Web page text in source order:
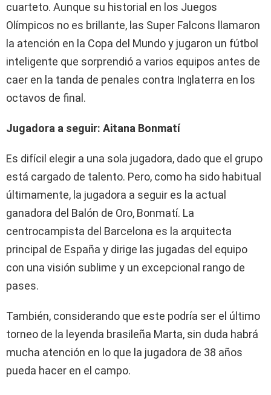
cuarteto. Aunque su historial en los Juegos
Olímpicos no es brillante, las Super Falcons llamaron
la atención en la Copa del Mundo y jugaron un fútbol
inteligente que sorprendió a varios equipos antes de
caer en la tanda de penales contra Inglaterra en los
octavos de final.
Jugadora a seguir: Aitana Bonmatí
Es difícil elegir a una sola jugadora, dado que el grupo
está cargado de talento. Pero, como ha sido habitual
últimamente, la jugadora a seguir es la actual
ganadora del Balón de Oro, Bonmatí. La
centrocampista del Barcelona es la arquitecta
principal de España y dirige las jugadas del equipo
con una visión sublime y un excepcional rango de
pases.
También, considerando que este podría ser el último
torneo de la leyenda brasileña Marta, sin duda habrá
mucha atención en lo que la jugadora de 38 años
pueda hacer en el campo.